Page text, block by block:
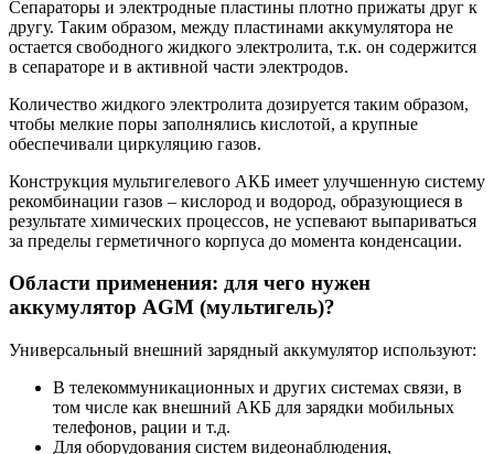
Сепараторы и электродные пластины плотно прижаты друг к
другу. Таким образом, между пластинами аккумулятора не
остается свободного жидкого электролита, т.к. он содержится
в сепараторе и в активной части электродов.
Количество жидкого электролита дозируется таким образом,
чтобы мелкие поры заполнялись кислотой, а крупные
обеспечивали циркуляцию газов.
Конструкция мультигелевого АКБ имеет улучшенную систему
рекомбинации газов – кислород и водород, образующиеся в
результате химических процессов, не успевают выпариваться
за пределы герметичного корпуса до момента конденсации.
Области применения: для чего нужен
аккумулятор AGM (мультигель)?
Универсальный внешний зарядный аккумулятор используют:
В телекоммуникационных и других системах связи, в
том числе как внешний АКБ для зарядки мобильных
телефонов, рации и т.д.
Для оборудования систем видеонаблюдения,